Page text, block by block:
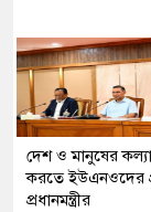
দেশ ও মানুষের
করতে ইউএনওদের
প্রধানমন্ত্রীর